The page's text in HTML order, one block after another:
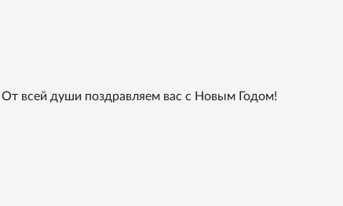
всей души поздравляем вас с Новым Годом!